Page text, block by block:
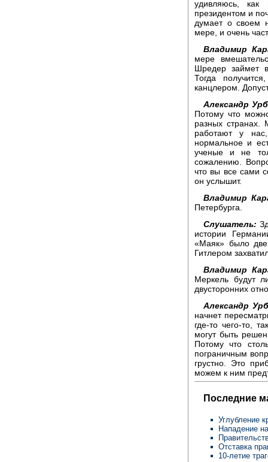
удивляюсь,
президентом и
думает о своем
мере, и очень
Владимир
мере
Шредер займет
Тогда
канцлером.
Александр
Потому что
разных
работают у
нормальное и
ученые и не
сожалению.
что вы все сами
он услышит.
Владимир
Петербурга.
Слушатель:
истории
«Маяк» было
Гитлером
Владимир
Меркель будут
двусторонних
Александр
начнет
где-то чего-то,
могут быть
Потому что
пограничным
грустно. Это
можем к ним
Последние
Углубление
Нападение
Отставка
10-летие